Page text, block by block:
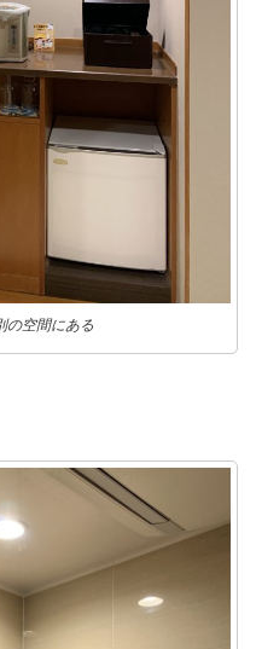
の空間にある